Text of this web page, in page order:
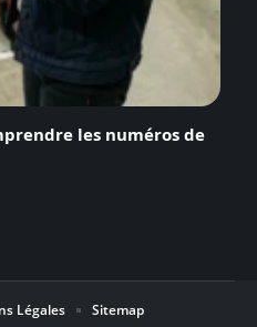
les numéros de
Légales Sitemap